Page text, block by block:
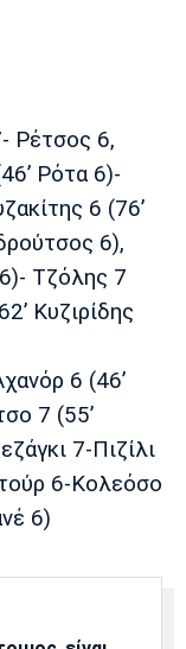
Ρέτσος 6,
Ρότα 6)-
6 (76’
6),
Τζόλης 7
Κυζιρίδης
6 (46’
7 (55’
7-Πιζίλι
6-Κολεόσο
6)